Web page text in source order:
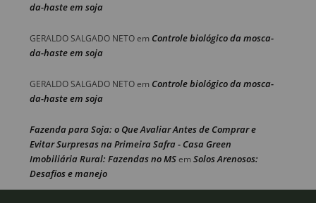
da-haste em soja
GERALDO SALGADO NETOem Controle biológico da mosca-
da-haste em soja
GERALDO SALGADO NETOem Controle biológico da mosca-
da-haste em soja
Fazenda para Soja: o Que Avaliar Antes de Comprar e
Evitar Surpresas na Primeira Safra - Casa Green
Imobiliária Rural: Fazendas no MSem Solos Arenosos:
Desafios e manejo